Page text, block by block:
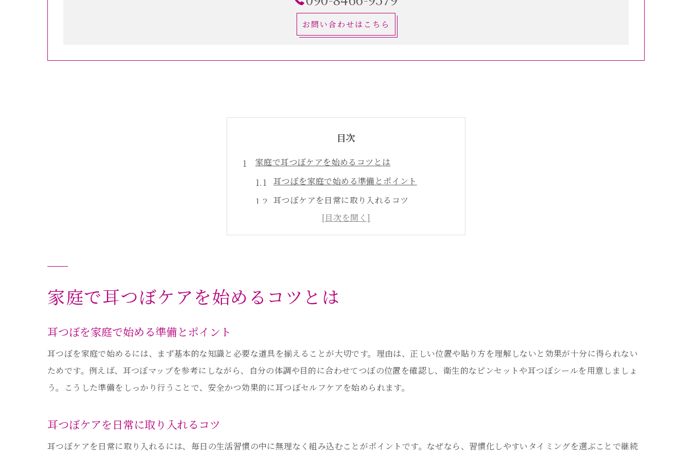
お問い合わせはこちら
目次
家庭で耳つぼケアを始めるコツとは
耳つぼを家庭で始める準備とポイント
耳つぼケアを日常に取り入れるコツ
家庭で無理なく続ける耳つぼ習慣
耳つぼセルフケアの基礎知識を身につける
耳つぼセルフケアの基本を専門的に解説
セルフケアで気をつけたい耳つぼのポイント
耳つぼを正しく刺激するための方法
耳つぼセルフケアで得られる健康効果
自宅で楽しむ耳つぼの手軽な始め方
家庭で耳つぼケアを始めるコツとは
耳つぼを家庭で始める準備とポイント
耳つぼを家庭で始めるには、まず基本的な知識と必要な道具を揃えることが大切です。理由は、正しい位置や貼り方を理解しないと効果が十分に得られない
ためです。例えば、耳つぼマップを参考にしながら、自分の体調や目的に合わせてつぼの位置を確認し、衛生的なピンセットや耳つぼシールを用意しましょ
う。こうした準備をしっかり行うことで、安全かつ効果的に耳つぼセルフケアを始められます。
耳つぼケアを日常に取り入れるコツ
耳つぼケアを日常に取り入れるには、毎日の生活習慣の中に無理なく組み込むことがポイントです。なぜなら、習慣化しやすいタイミングを選ぶことで継続